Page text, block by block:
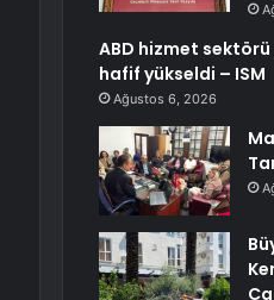
ABD hizmet
hafif yükseldi – ISM
Ağustos 6, 2026